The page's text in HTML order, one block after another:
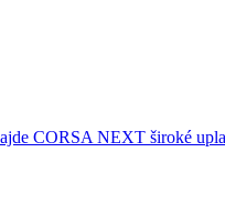
CORSA NEXT široké